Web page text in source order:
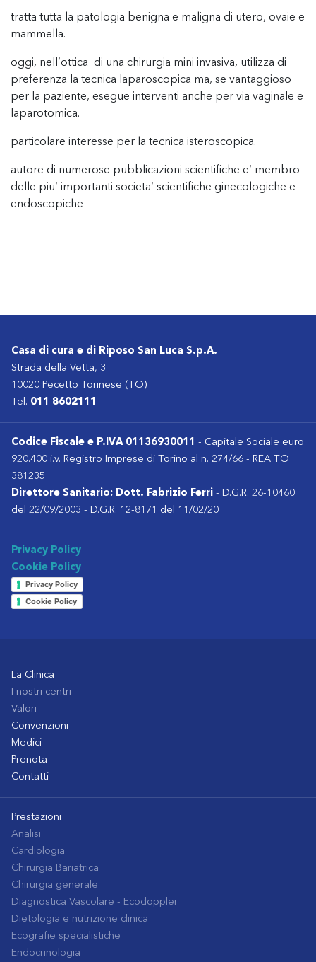
tratta tutta la patologia benigna e maligna di utero, ovaie e
mammella.
oggi, nell’ottica di una chirurgia mini invasiva, utilizza di
preferenza la tecnica laparoscopica ma, se vantaggioso
per la paziente, esegue interventi anche per via vaginale e
laparotomica.
particolare interesse per la tecnica isteroscopica.
autore di numerose pubblicazioni scientifiche e’ membro
delle piu’ importanti societa’ scientifiche ginecologiche e
endoscopiche
Casa di cura e di Riposo San Luca S.p.A.
Strada della Vetta, 3
10020 Pecetto Torinese (TO)
Tel. 011 8602111
Codice Fiscale e P.IVA 01136930011 - Capitale Sociale euro
920.400 i.v. Registro Imprese di Torino al n. 274/66 - REA TO
381235
Direttore Sanitario: Dott. Fabrizio Ferri - D.G.R. 26-10460
del 22/09/2003 - D.G.R. 12-8171 del 11/02/20
Privacy Policy
Cookie Policy
Privacy Policy
Cookie Policy
La Clinica
I nostri centri
Valori
Convenzioni
Medici
Prenota
Contatti
Prestazioni
Analisi
Cardiologia
Chirurgia Bariatrica
Chirurgia generale
Diagnostica Vascolare - Ecodoppler
Dietologia e nutrizione clinica
Ecografie specialistiche
Endocrinologia